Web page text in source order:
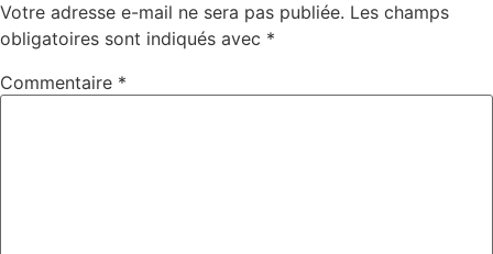
Votre adresse e-mail ne sera pas publiée. Les champs
obligatoires sont indiqués avec *
Commentaire *